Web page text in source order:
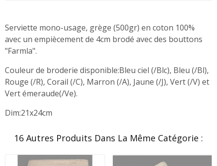
Serviette mono-usage, grège (500gr) en coton 100%
avec un empiècement de 4cm brodé avec des bouttons
"Farmla".
Couleur de broderie disponible:Bleu ciel (/Blc), Bleu (/Bl),
Rouge (/R), Corail (/C), Marron (/A), Jaune (/J), Vert (/V) et
Vert émeraude(/Ve).
Dim:21x24cm
16 Autres Produits Dans La Même Catégorie :